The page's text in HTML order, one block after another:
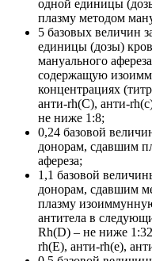
одной единицы
плазму методом
5 базовых величин
единицы (дозы)
мануального
содержащую
концентрациях
анти-rh(С), анти-
не ниже 1:8;
0,24 базовой
донорам, сдавшим
афереза;
1,1 базовой
донорам, сдавшим
плазму
антитела в
Rh(D) – не ниже
rh(E), анти-rh(е),